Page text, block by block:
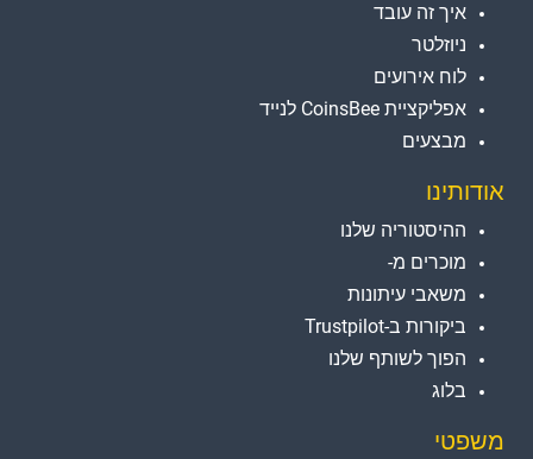
איך זה עובד
ניוזלטר
לוח אירועים
אפליקציית CoinsBee לנייד
מבצעים
אודותינו
ההיסטוריה שלנו
מוכרים מ-
משאבי עיתונות
ביקורות ב-Trustpilot
הפוך לשותף שלנו
בלוג
משפטי